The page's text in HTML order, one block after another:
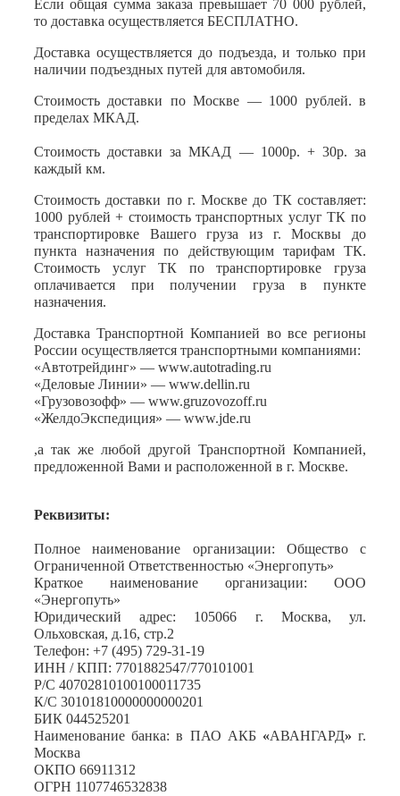
Если общая сумма заказа превышает 70 000 рублей,
то доставка осуществляется БЕСПЛАТНО.
Доставка осуществляется до подъезда, и только при
наличии подъездных путей для автомобиля.
Стоимость доставки по Москве — 1000 рублей. в
пределах МКАД.
Стоимость доставки за МКАД — 1000р. + 30р. за
каждый км.
Стоимость доставки по г. Москве до ТК составляет:
1000 рублей + стоимость транспортных услуг ТК по
транспортировке Вашего груза из г. Москвы до
пункта назначения по действующим тарифам ТК.
Стоимость услуг ТК по транспортировке груза
оплачивается при получении груза в пункте
назначения.
Доставка Транспортной Компанией во все регионы
России осуществляется транспортными компаниями:
«Автотрейдинг» — www.autotrading.ru
«Деловые Линии» — www.dellin.ru
«Грузовозофф» — www.gruzovozoff.ru
«ЖелдоЭкспедиция» — www.jde.ru
,а так же любой другой Транспортной Компанией,
предложенной Вами и расположенной в г. Москве.
Реквизиты:
Полное наименование организации: Общество с
Ограниченной Ответственностью «Энергопуть»
Краткое наименование организации: ООО
«Энергопуть»
Юридический адрес: 105066 г. Москва, ул.
Ольховская, д.16, стр.2
Телефон: +7 (495) 729-31-19
ИНН / КПП: 7701882547/770101001
Р/С 40702810100100011735
К/С 30101810000000000201
БИК 044525201
Наименование банка: в ПАО АКБ «АВАНГАРД» г.
Москва
ОКПО 66911312
ОГРН 1107746532838